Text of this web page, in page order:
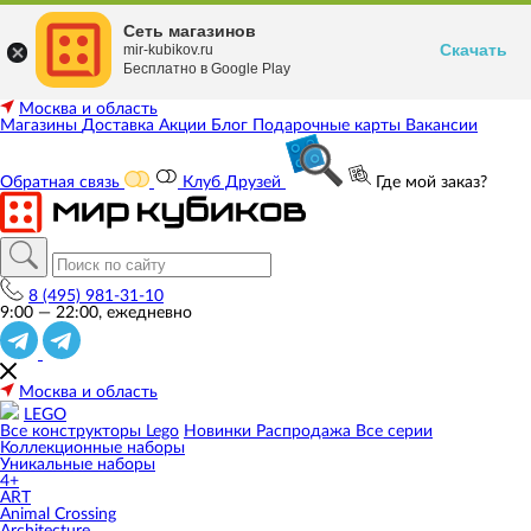
Москва и область
Магазины Доставка Акции Блог Подарочные карты Вакансии
Обратная связь Клуб Друзей Где мой заказ?
8 (495) 981-31-10
9:00 — 22:00, ежедневно
Москва и область
LEGO
Все конструкторы Lego Новинки Распродажа Все серии
Коллекционные наборы
Уникальные наборы
4+
ART
Animal Crossing
Сеть магазинов
mir-kubikov.ru
Бесплатно в Google Play
Скачать